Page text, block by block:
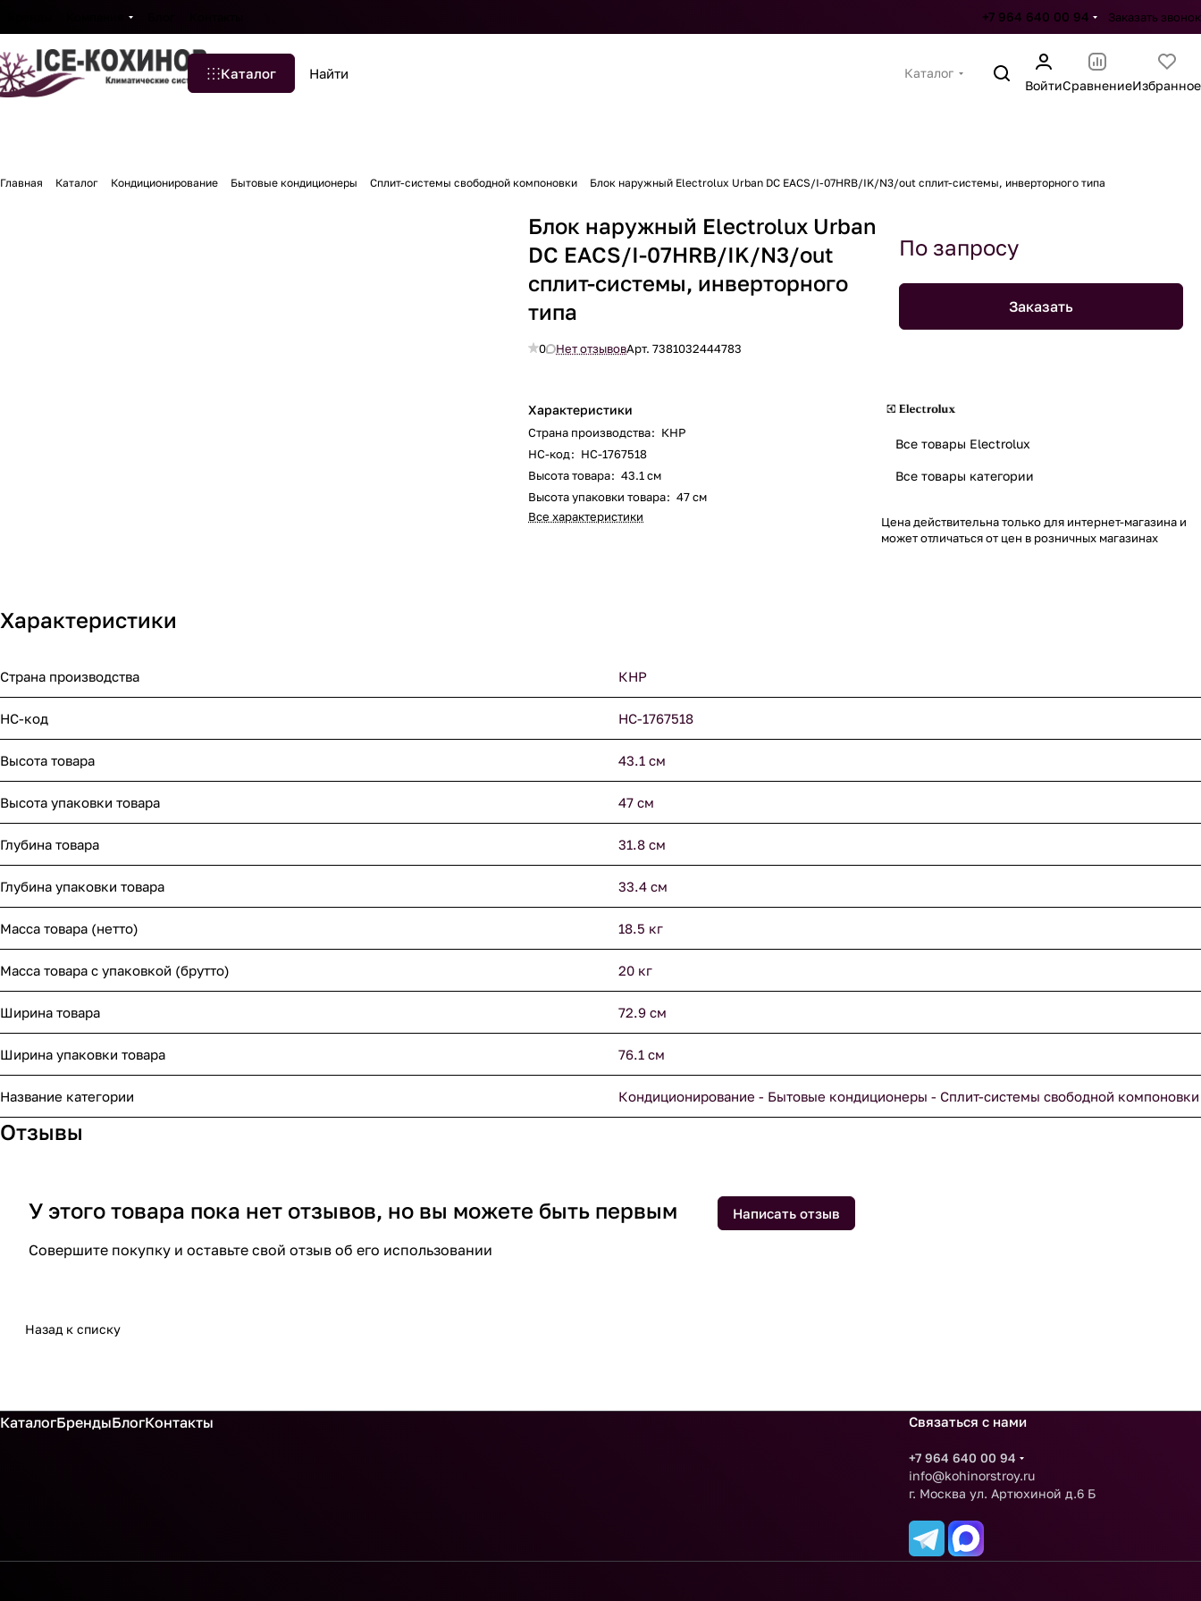
+7 964 640 00 94 Заказать звонок
Каталог
Каталог
ВойтиСравнениеИзбранное
Главная Каталог Кондиционирование Бытовые кондиционеры Сплит-системы свободной компоновки Блок наружный Electrolux Urban DC EACS/I-07HRB/IK/N3/out сплит-системы, инверторного типа
Блок наружный Electrolux Urban
DC EACS/I-07HRB/IK/N3/out
сплит-системы, инверторного
типа
0 Нет отзывовАрт.7381032444783
Характеристики
Страна производства: КНР
НС-код: НС-1767518
Высота товара: 43.1 см
Высота упаковки товара: 47 см
Все характеристики
По запросу
Заказать
Все товары Electrolux
Все товары категории
Цена действительна только для интернет-магазина и
может отличаться от цен в розничных магазинах
Характеристики
Страна производства КНР
НС-код НС-1767518
Высота товара 43.1 см
Высота упаковки товара 47 см
Глубина товара 31.8 см
Глубина упаковки товара 33.4 см
Масса товара (нетто) 18.5 кг
Масса товара с упаковкой (брутто) 20 кг
Ширина товара 72.9 см
Ширина упаковки товара 76.1 см
Название категории Кондиционирование - Бытовые кондиционеры - Сплит-системы свободной компоновки
Отзывы
У этого товара пока нет отзывов, но вы можете быть первым
Совершите покупку и оставьте свой отзыв об его использовании
Написать отзыв
Назад к списку
КаталогБрендыБлогКонтакты Связаться с нами
+7 964 640 00 94
info@kohinorstroy.ru
г. Москва ул. Артюхиной д.6 Б